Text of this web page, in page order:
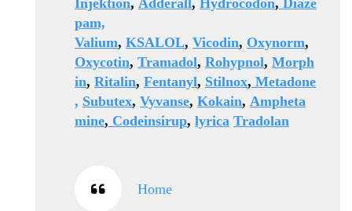
Injektion, Adderall, Hydrocodon, Diaze
pam,
Valium, KSALOL, Vicodin, Oxynorm,
Oxycotin, Tramadol, Rohypnol, Morph
in, Ritalin, Fentanyl, Stilnox, Metadone
, Subutex, Vyvanse, Kokain, Ampheta
mine, Codeinsirup, lyrica Tradolan
Home